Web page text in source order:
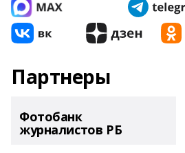
Партнеры
Фотобанк
журналистов РБ